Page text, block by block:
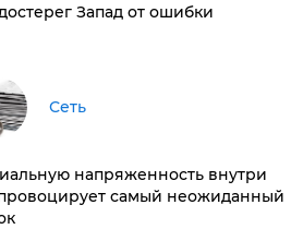
Запад от ошибки
Сеть
напряженность внутри
самый неожиданный